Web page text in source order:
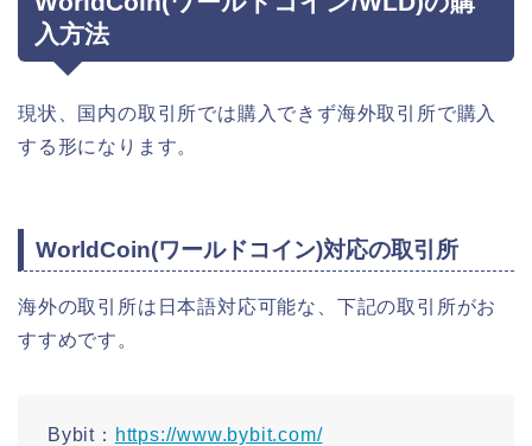
入方法
現状、国内の取引所では購入できず海外取引所で購入
する形になります。
WorldCoin(ワールドコイン)対応の取引所
海外の取引所は日本語対応可能な、下記の取引所がお
すすめです。
Bybit： https://www.bybit.com/